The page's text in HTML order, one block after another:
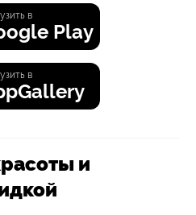
в
Play
в
и